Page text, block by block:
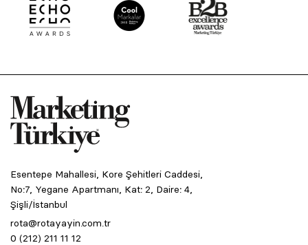
Esentepe Mahallesi, Kore Şehitleri Caddesi,
No:7, Yegane Apartmanı, Kat: 2, Daire: 4,
Şişli/İstanbul
rota@rotayayin.com.tr
0 (212) 211 11 12